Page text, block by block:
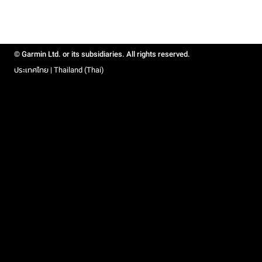
© Garmin Ltd. or its subsidiaries. All rights reserved.
ประเทศไทย | Thailand (Thai)